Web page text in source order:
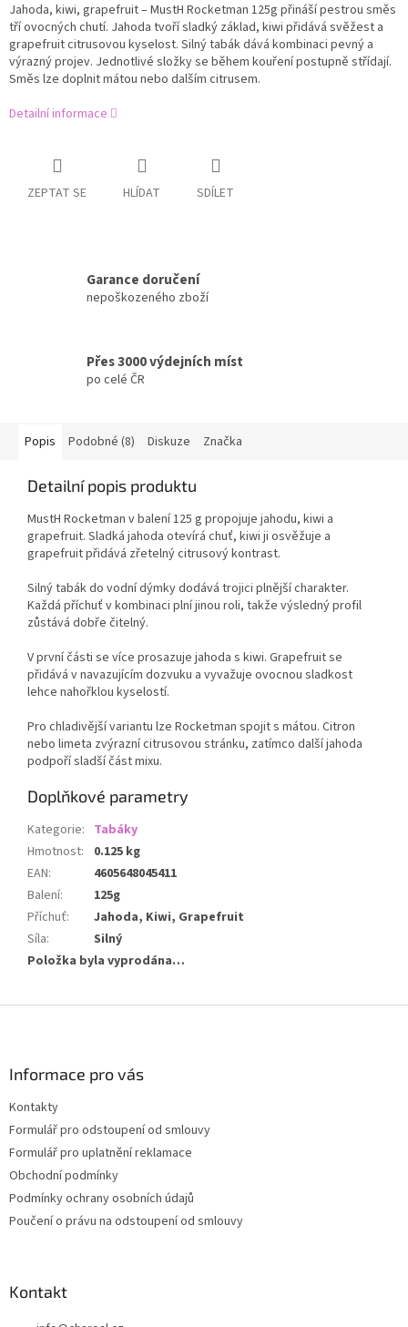
Jahoda, kiwi, grapefruit – MustH Rocketman 125g přináší pestrou směs
tří ovocných chutí. Jahoda tvoří sladký základ, kiwi přidává svěžest a
grapefruit citrusovou kyselost. Silný tabák dává kombinaci pevný a
výrazný projev. Jednotlivé složky se během kouření postupně střídají.
Směs lze doplnit mátou nebo dalším citrusem.
Detailní informace
ZEPTAT SE HLÍDAT SDÍLET
Garance doručení
nepoškozeného zboží
Přes 3000 výdejních míst
po celé ČR
Popis Podobné (8) Diskuze Značka
Detailní popis produktu
MustH Rocketman v balení 125 g propojuje jahodu, kiwi a
grapefruit. Sladká jahoda otevírá chuť, kiwi ji osvěžuje a
grapefruit přidává zřetelný citrusový kontrast.
Silný tabák do vodní dýmky dodává trojici plnější charakter.
Každá příchuť v kombinaci plní jinou roli, takže výsledný profil
zůstává dobře čitelný.
V první části se více prosazuje jahoda s kiwi. Grapefruit se
přidává v navazujícím dozvuku a vyvažuje ovocnou sladkost
lehce nahořklou kyselostí.
Pro chladivější variantu lze Rocketman spojit s mátou. Citron
nebo limeta zvýrazní citrusovou stránku, zatímco další jahoda
podpoří sladší část mixu.
Doplňkové parametry
Kategorie: Tabáky
Hmotnost:
0.125 kg
EAN:
4605648045411
Balení:
125g
Příchuť:
Jahoda, Kiwi, Grapefruit
Síla:
Silný
Položka byla vyprodána…
Informace pro vás
Kontakty
Formulář pro odstoupení od smlouvy
Formulář pro uplatnění reklamace
Obchodní podmínky
Podmínky ochrany osobních údajů
Poučení o právu na odstoupení od smlouvy
Kontakt